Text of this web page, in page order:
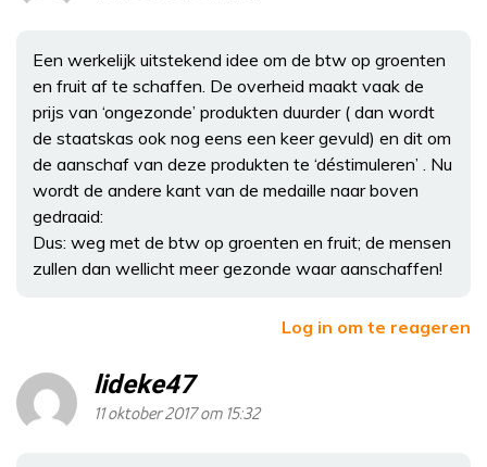
Een werkelijk uitstekend idee om de btw op groenten
en fruit af te schaffen. De overheid maakt vaak de
prijs van ‘ongezonde’ produkten duurder ( dan wordt
de staatskas ook nog eens een keer gevuld) en dit om
de aanschaf van deze produkten te ‘déstimuleren’ . Nu
wordt de andere kant van de medaille naar boven
gedraaid:
Dus: weg met de btw op groenten en fruit; de mensen
zullen dan wellicht meer gezonde waar aanschaffen!
Log in om te reageren
lideke47
11 oktober 2017 om 15:32